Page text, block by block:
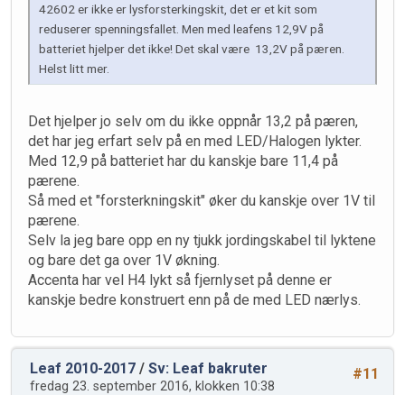
42602 er ikke er lysforsterkingskit, det er et kit som
reduserer spenningsfallet. Men med leafens 12,9V på
batteriet hjelper det ikke! Det skal være 13,2V på pæren.
Helst litt mer.
Det hjelper jo selv om du ikke oppnår 13,2 på pæren,
det har jeg erfart selv på en med LED/Halogen lykter.
Med 12,9 på batteriet har du kanskje bare 11,4 på
pærene.
Så med et "forsterkningskit" øker du kanskje over 1V til
pærene.
Selv la jeg bare opp en ny tjukk jordingskabel til lyktene
og bare det ga over 1V økning.
Accenta har vel H4 lykt så fjernlyset på denne er
kanskje bedre konstruert enn på de med LED nærlys.
#11
Leaf 2010-2017 / Sv: Leaf bakruter
fredag 23. september 2016, klokken 10:38